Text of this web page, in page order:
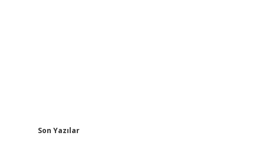
Sidebar
Son Yazılar